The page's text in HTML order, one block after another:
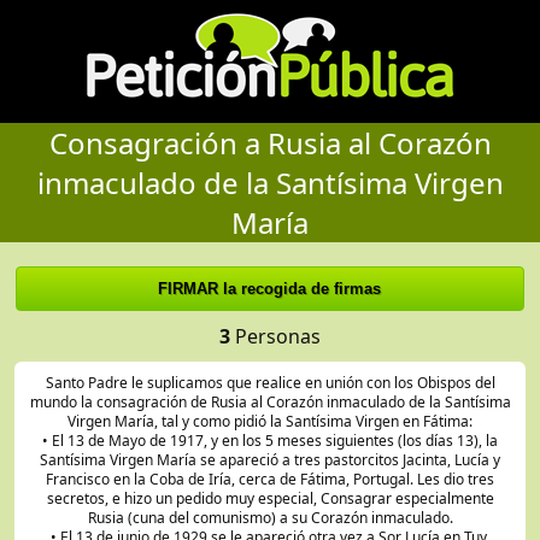
Consagración a Rusia al Corazón
inmaculado de la Santísima Virgen
María
3 Personas
Santo Padre le suplicamos que realice en unión con los Obispos del
mundo la consagración de Rusia al Corazón inmaculado de la Santísima
Virgen María, tal y como pidió la Santísima Virgen en Fátima:
• El 13 de Mayo de 1917, y en los 5 meses siguientes (los días 13), la
Santísima Virgen María se apareció a tres pastorcitos Jacinta, Lucía y
Francisco en la Coba de Iría, cerca de Fátima, Portugal. Les dio tres
secretos, e hizo un pedido muy especial, Consagrar especialmente
Rusia (cuna del comunismo) a su Corazón inmaculado.